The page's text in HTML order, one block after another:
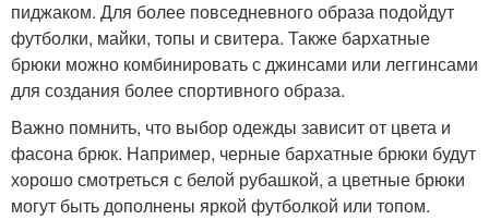
пиджаком. Для более повседневного образа подойдут
футболки, майки, топы и свитера. Также бархатные
брюки можно комбинировать с джинсами или леггинсами
для создания более спортивного образа.
Важно помнить, что выбор одежды зависит от цвета и
фасона брюк. Например, черные бархатные брюки будут
хорошо смотреться с белой рубашкой, а цветные брюки
могут быть дополнены яркой футболкой или топом.